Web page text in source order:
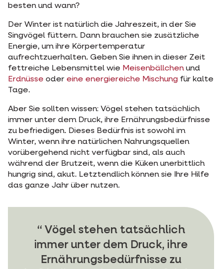
besten und wann?
Der Winter ist natürlich die Jahreszeit, in der Sie
Singvögel füttern. Dann brauchen sie zusätzliche
Energie, um ihre Körpertemperatur
aufrechtzuerhalten. Geben Sie ihnen in dieser Zeit
fettreiche Lebensmittel wie Meisenbällchen und
Erdnüsse oder eine energiereiche Mischung für kalte
Tage.
Aber Sie sollten wissen: Vögel stehen tatsächlich
immer unter dem Druck, ihre Ernährungsbedürfnisse
zu befriedigen. Dieses Bedürfnis ist sowohl im
Winter, wenn ihre natürlichen Nahrungsquellen
vorübergehend nicht verfügbar sind, als auch
während der Brutzeit, wenn die Küken unerbittlich
hungrig sind, akut. Letztendlich können sie Ihre Hilfe
das ganze Jahr über nutzen.
Vögel stehen tatsächlich
immer unter dem Druck, ihre
Ernährungsbedürfnisse zu